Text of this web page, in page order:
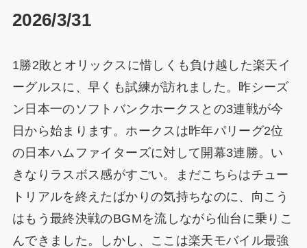
2026/3/31
1勝2敗とオリックスに惜しくも負け越した楽天イ
ーグルスに、早くも試練が訪れました。昨シーズ
ン日本一のソフトバンクホークスとの3連戦が今
日から始まります。ホークスは昨年パリーグ2位
の日本ハムファイターズに対して開幕3連勝。い
きなりラスボス感がすごい。まだこちらはチュー
トリアルを終えたばかりの気持ちなのに、向こう
はもう最終決戦のBGMを流しながら仙台に乗りこ
んできました。しかし、ここは楽天モバイル最強